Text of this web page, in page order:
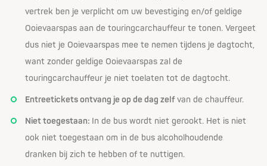
vertrek ben je verplicht om uw bevestiging en/of geldige
Ooievaarspas aan de touringcarchauffeur te tonen. Vergeet
dus niet je Ooievaarspas mee te nemen tijdens je dagtocht,
want zonder geldige Ooievaarspas zal de
touringcarchauffeur je niet toelaten tot de dagtocht.
Entreetickets ontvang je op de dag zelfvan de chauffeur.
Niet toegestaan: In de bus wordt niet gerookt. Het is niet
ook niet toegestaan om in de bus alcoholhoudende
dranken bij zich te hebben of te nuttigen.